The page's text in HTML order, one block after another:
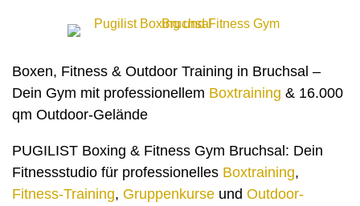
Boxen, Fitness & Outdoor Training in Bruchsal –
Dein Gym mit professionellem Boxtraining & 16.000
qm Outdoor-Gelände
PUGILIST Boxing & Fitness Gym Bruchsal: Dein
Fitnessstudio für professionelles Boxtraining,
Fitness-Training, Gruppenkurse und Outdoor-